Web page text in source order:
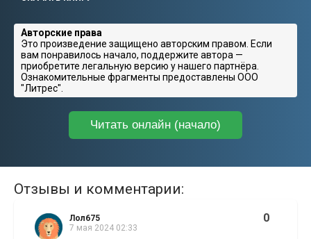
Авторские права
Это произведение защищено авторским правом. Если
вам понравилось начало, поддержите автора —
приобретите легальную версию у нашего партнёра.
Ознакомительные фрагменты предоставлены ООО
"Литрес".
Читать онлайн (начало)
Отзывы и комментарии:
Лол675
7 мая 2024 02:33
0